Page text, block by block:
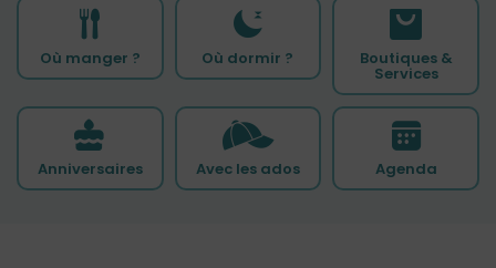
Où manger ? Où dormir ? Boutiques &
Services
Anniversaires Avec les ados Agenda